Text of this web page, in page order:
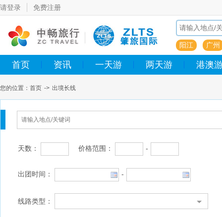
请登录 免费注册
阳江 广州
首页 资讯 一天游 两天游 港澳
您的位置： 首页 -> 出境长线
天数： 价格范围： -
出团时间： -
线路类型：